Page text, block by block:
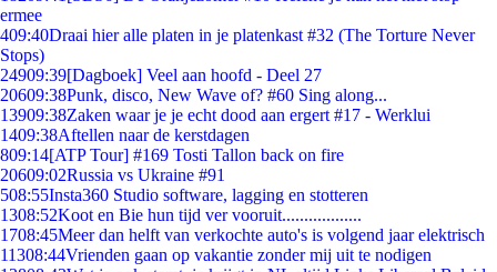
ermee
409:40Draai hier alle platen in je platenkast #32 (The Torture Never
Stops)
24909:39[Dagboek] Veel aan hoofd - Deel 27
20609:38Punk, disco, New Wave of? #60 Sing along...
13909:38Zaken waar je je echt dood aan ergert #17 - Werklui
1409:38Aftellen naar de kerstdagen
809:14[ATP Tour] #169 Tosti Tallon back on fire
20609:02Russia vs Ukraine #91
508:55Insta360 Studio software, lagging en stotteren
1308:52Koot en Bie hun tijd ver vooruit..................
1708:45Meer dan helft van verkochte auto's is volgend jaar elektrisch
11308:44Vrienden gaan op vakantie zonder mij uit te nodigen